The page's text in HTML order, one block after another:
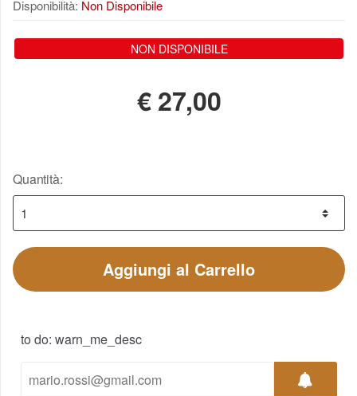
Disponibilità: Non Disponibile
NON DISPONIBILE
€27,00
Quantità:
Aggiungi al Carrello
to do: warn_me_desc